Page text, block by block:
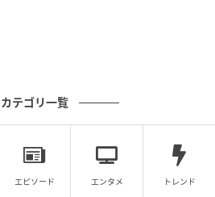
あさまが声をかけてくれたの
稿者さんからブーケを買うた
と再びお店まで足を運んでくれ
カテゴリ一覧
エピソード エンタメ トレンド